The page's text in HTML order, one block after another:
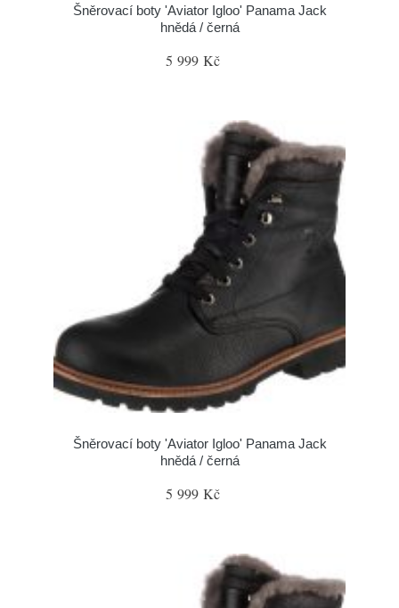
Šněrovací boty 'Aviator Igloo' Panama Jack
hnědá / černá
5 999 Kč
Šněrovací boty 'Aviator Igloo' Panama Jack
hnědá / černá
5 999 Kč